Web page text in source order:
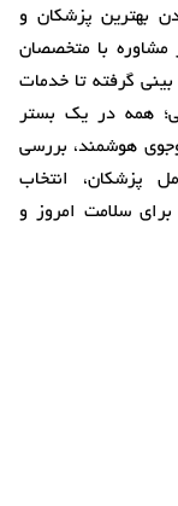
بهترین پزشکان و
مشاوره با متخصصان
گرفته تا خدمات
همه در یک بستر
هوشمند، بررسی
پزشکان، انتخاب
برای سلامت امروز و